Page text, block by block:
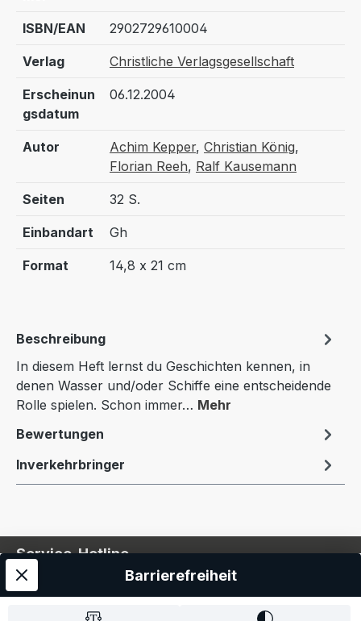
ISBN/EAN 2902729610004
Verlag Christliche Verlagsgesellschaft
Erscheinun
gsdatum
06.12.2004
Autor Achim Kepper, Christian König,
Florian Reeh, Ralf Kausemann
Seiten 32 S.
Einbandart Gh
Format 14,8 x 21 cm
Beschreibung
In diesem Heft lernst du Geschichten kennen, in
denen Wasser und/oder Schiffe eine entscheidende
Rolle spielen. Schon immer… Mehr
Bewertungen
Inverkehrbringer
Service-Hotline
Service
Barrierefreiheit